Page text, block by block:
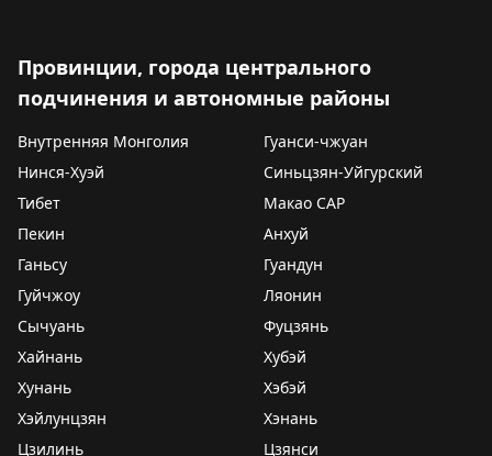
Провинции, города центрального
подчинения и автономные районы
Внутренняя Монголия
Гуанси-чжуан
Нинся-Хуэй
Синьцзян-Уйгурский
Тибет
Макао САР
Пекин
Анхуй
Ганьсу
Гуандун
Гуйчжоу
Ляонин
Сычуань
Фуцзянь
Хайнань
Хубэй
Хунань
Хэбэй
Хэйлунцзян
Хэнань
Цзилинь
Цзянси